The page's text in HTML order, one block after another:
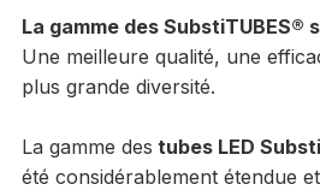
La gamme des SubstiTUBES®
Une meilleure qualité, une
plus grande diversité.
La gamme des tubes LED
été considérablement étendue